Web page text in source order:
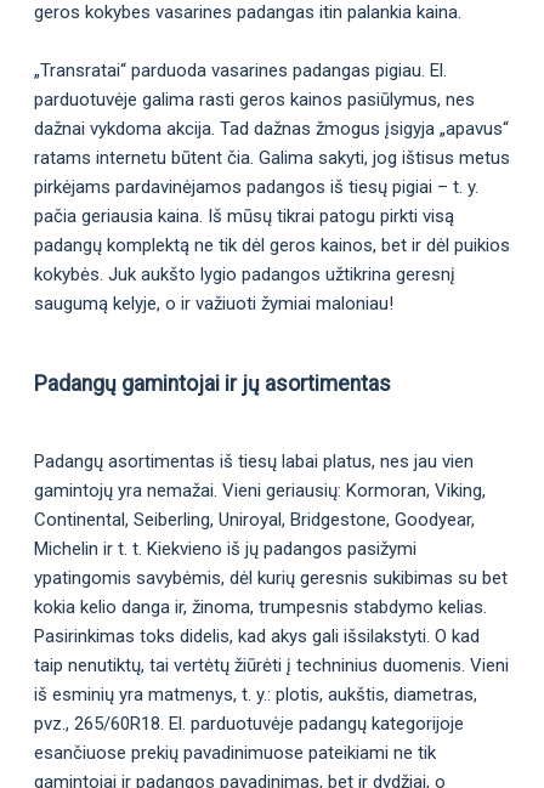
geros kokybes vasarines padangas itin palankia kaina.
„Transratai“ parduoda vasarines padangas pigiau. El.
parduotuvėje galima rasti geros kainos pasiūlymus, nes
dažnai vykdoma akcija. Tad dažnas žmogus įsigyja „apavus“
ratams internetu būtent čia. Galima sakyti, jog ištisus metus
pirkėjams pardavinėjamos padangos iš tiesų pigiai – t. y.
pačia geriausia kaina. Iš mūsų tikrai patogu pirkti visą
padangų komplektą ne tik dėl geros kainos, bet ir dėl puikios
kokybės. Juk aukšto lygio padangos užtikrina geresnį
saugumą kelyje, o ir važiuoti žymiai maloniau!
Padangų gamintojai ir jų asortimentas
Padangų asortimentas iš tiesų labai platus, nes jau vien
gamintojų yra nemažai. Vieni geriausių: Kormoran, Viking,
Continental, Seiberling, Uniroyal, Bridgestone, Goodyear,
Michelin ir t. t. Kiekvieno iš jų padangos pasižymi
ypatingomis savybėmis, dėl kurių geresnis sukibimas su bet
kokia kelio danga ir, žinoma, trumpesnis stabdymo kelias.
Pasirinkimas toks didelis, kad akys gali išsilakstyti. O kad
taip nenutiktų, tai vertėtų žiūrėti į techninius duomenis. Vieni
iš esminių yra matmenys, t. y.: plotis, aukštis, diametras,
pvz., 265/60R18. El. parduotuvėje padangų kategorijoje
esančiuose prekių pavadinimuose pateikiami ne tik
gamintojai ir padangos pavadinimas, bet ir dydžiai, o